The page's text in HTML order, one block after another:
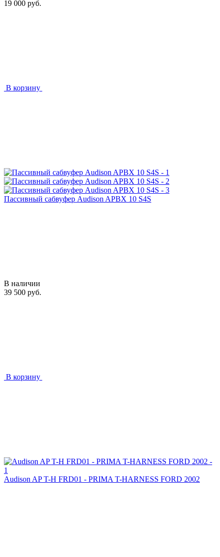
19 000 руб.
В корзину
Пассивный сабвуфер Audison APBX 10 S4S
В наличии
39 500 руб.
В корзину
Audison AP T-H FRD01 - PRIMA T-HARNESS FORD 2002